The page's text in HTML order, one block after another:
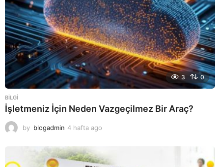
3 0
BILGI
İşletmeniz İçin Neden Vazgeçilmez Bir Araç?
by blogadmin 4 hafta ago
f
t